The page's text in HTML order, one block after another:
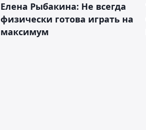
Елена Рыбакина: Не всегда
физически готова играть на
максимум